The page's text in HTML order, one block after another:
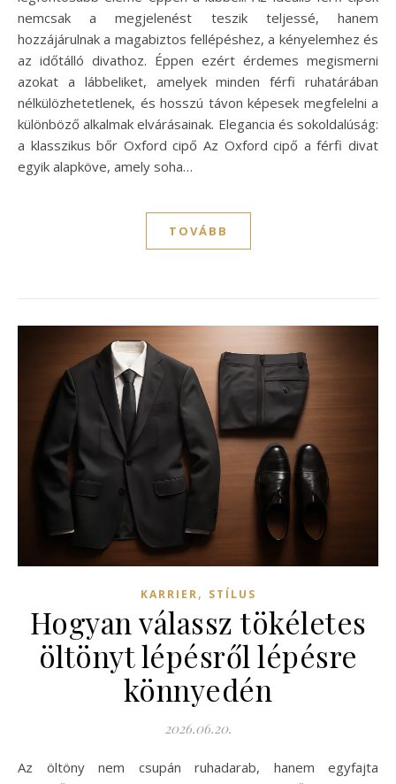
nemcsak a megjelenést teszik teljessé, hanem
hozzájárulnak a magabiztos fellépéshez, a kényelemhez és
az időtálló divathoz. Éppen ezért érdemes megismerni
azokat a lábbeliket, amelyek minden férfi ruhatárában
nélkülözhetetlenek, és hosszú távon képesek megfelelni a
különböző alkalmak elvárásainak. Elegancia és sokoldalúság:
a klasszikus bőr Oxford cipő Az Oxford cipő a férfi divat
egyik alapköve, amely soha…
TOVÁBB
KARRIER, STÍLUS
Hogyan válassz tökéletes
öltönyt lépésről lépésre
könnyedén
2026.06.20.
Az öltöny nem csupán ruhadarab, hanem egyfajta